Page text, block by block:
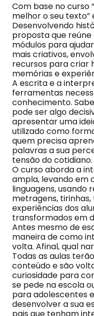
Com base no curso
melhor o seu texto”
Desenvolvendo
proposta que
módulos para
mais criativos,
recursos para criar
memórias e
A escrita e a
ferramentas
conhecimento.
pode ser algo
apresentar uma
utilizado como
quem precisa
palavras a sua
tensão do cotidiano.
O curso aborda a
ampla, levando em
linguagens, usando
metragens,
experiências dos
transformados em
Antes mesmo de
maneira de como
volta. Afinal, qual
Todas as aulas
conteúdo e são
curiosidade para
se pede na escola
para adolescentes
desenvolver a sua